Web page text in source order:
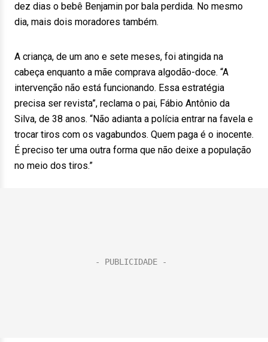
dez dias o bebê Benjamin por bala perdida. No mesmo
dia, mais dois moradores também.
A criança, de um ano e sete meses, foi atingida na
cabeça enquanto a mãe comprava algodão-doce. “A
intervenção não está funcionando. Essa estratégia
precisa ser revista”, reclama o pai, Fábio Antônio da
Silva, de 38 anos. “Não adianta a polícia entrar na favela e
trocar tiros com os vagabundos. Quem paga é o inocente.
É preciso ter uma outra forma que não deixe a população
no meio dos tiros.”